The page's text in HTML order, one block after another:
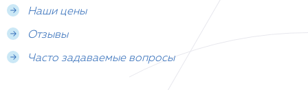
Наши цены
Отзывы
Часто задаваемые вопросы